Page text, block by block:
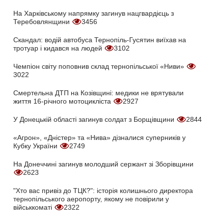
На Харківському напрямку загинув нацгвардієць з
Теребовлянщини
3456
Скандал: водій автобуса Тернопіль-Гусятин виїхав на
тротуар і кидався на людей
3102
Чемпіон світу поповнив склад тернопільської «Ниви»
3022
Смертельна ДТП на Козівщині: медики не врятували
життя 16-річного мотоцикліста
2927
У Донецькій області загинув солдат з Борщівщини 2844
«Агрон», «Дністер» та «Нива» дізналися суперників у
Кубку України
2749
На Донеччині загинув молодший сержант зі Зборівщини
2623
"Хто вас привіз до ТЦК?": історія колишнього директора
тернопільського аеропорту, якому не повірили у
військкоматі
2322